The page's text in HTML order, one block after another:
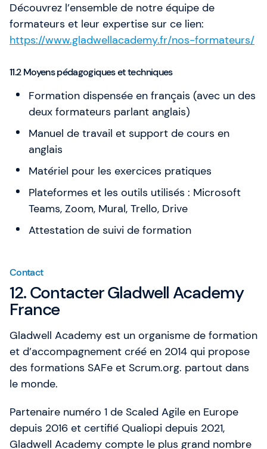
Découvrez l’ensemble de notre équipe de
formateurs et leur expertise sur ce lien:
https://www.gladwellacademy.fr/nos-formateurs/
11.2 Moyens pédagogiques et techniques
Formation dispensée en français (avec un des
deux formateurs parlant anglais)
Manuel de travail et support de cours en
anglais
Matériel pour les exercices pratiques
Plateformes et les outils utilisés : Microsoft
Teams, Zoom, Mural, Trello, Drive
Attestation de suivi de formation
Contact
12. Contacter Gladwell Academy
France
Gladwell Academy est un organisme de formation
et d’accompagnement créé en 2014 qui propose
des formations SAFe et Scrum.org. partout dans
le monde.
Partenaire numéro 1 de Scaled Agile en Europe
depuis 2016 et certifié Qualiopi depuis 2021,
Gladwell Academy compte le plus grand nombre